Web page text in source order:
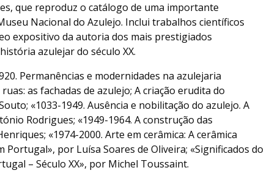
que reproduz o catálogo de uma importante
Nacional do Azulejo. Inclui trabalhos científicos
expositivo da autoria dos mais prestigiados
azulejar do século XX.
Permanências e modernidades na azulejaria
as fachadas de azulejo; A criação erudita do
«1033-1949. Ausência e nobilitação do azulejo. A
Rodrigues; «1949-1964. A construção das
«1974-2000. Arte em cerâmica: A cerâmica
por Luísa Soares de Oliveira; «Significados do
– Século XX», por Michel Toussaint.